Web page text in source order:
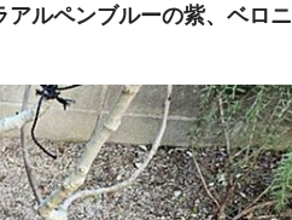
アルペンブルーの紫、ベロニ